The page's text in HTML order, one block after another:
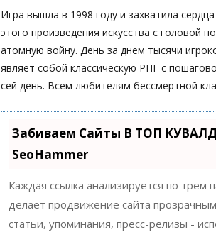
Игра вышла в 1998 году и захватила
этого произведения искусства с головой
атомную войну. День за днем тысячи
являет собой классическую РПГ с
сей день. Всем любителям бессмертной
Забиваем Сайты В ТОП
SeoHammer
Каждая ссылка анализируется по трем
делает продвижение сайта
статьи, упоминания, пресс-релизы -